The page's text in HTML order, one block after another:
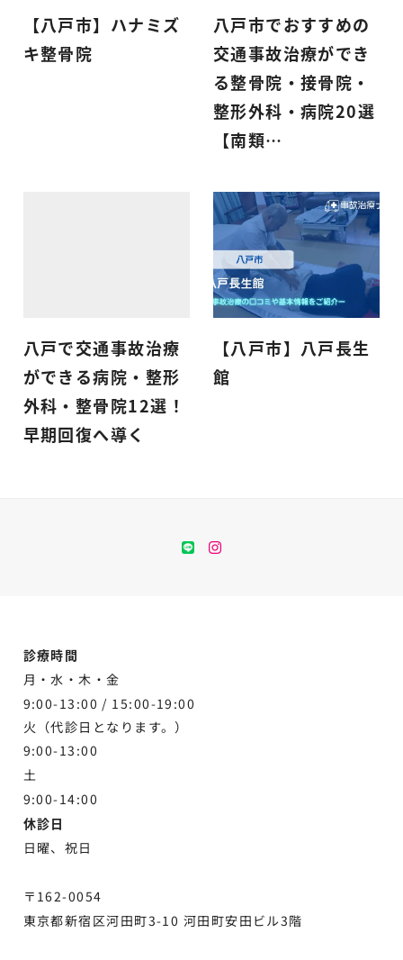
【八戸市】ハナミズ
キ整骨院
八戸市でおすすめの
交通事故治療ができ
る整骨院・接骨院・
整形外科・病院20選
【南類…
八戸で交通事故治療
ができる病院・整形
外科・整骨院12選！
早期回復へ導く
【八戸市】八戸長生
館
LINEinstagram
診療時間
月・水・木・金
9:00-13:00 / 15:00-19:00
火（代診日となります。）
9:00-13:00
土
9:00-14:00
休診日
日曜、祝日
〒162-0054
東京都新宿区河田町3-10 河田町安田ビル3階